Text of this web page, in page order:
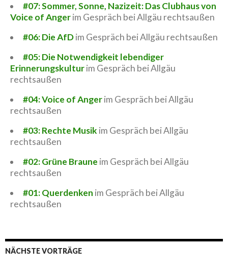
#07: Sommer, Sonne, Nazizeit: Das Clubhaus von
Voice of Angerim Gespräch bei Allgäu rechtsaußen
#06: Die AfDim Gespräch bei Allgäu rechtsaußen
#05: Die Notwendigkeit lebendiger
Erinnerungskulturim Gespräch bei Allgäu
rechtsaußen
#04: Voice of Angerim Gespräch bei Allgäu
rechtsaußen
#03: Rechte Musik im Gespräch bei Allgäu
rechtsaußen
#02: Grüne Braune im Gespräch bei Allgäu
rechtsaußen
#01: Querdenken im Gespräch bei Allgäu
rechtsaußen
NÄCHSTE VORTRÄGE